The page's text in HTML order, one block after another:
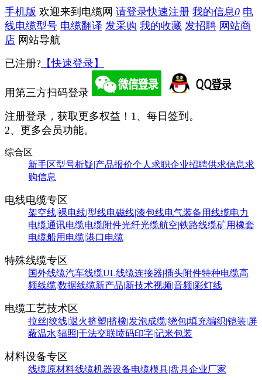
手机版 欢迎来到电缆网 请登录快速注册 我的信息0 电
线电缆型号 电缆翻译 发采购 我的收藏 发招聘 网站商
店 网站导航
已注册? 【快速登录】
用第三方扫码登录
注册登录，获取更多权益！ 1、每日签到。
2、更多会员功能。
综合区
新手区型号析疑|产品报价个人求职企业招聘供求信息求
购信息
电线电缆专区
架空线|裸电线|型线电磁线|漆包线电气装备用线缆电力
电缆通讯电缆电缆附件光纤光缆航空|铁路线缆矿用橡套
电缆船用电缆|港口电缆
特殊线缆专区
国外线缆汽车线缆UL线缆连接器|插头附件特种电缆高
频线缆|数据线缆新产品|新技术视频|音频|彩灯线
电缆工艺技术区
拉丝|绞线|退火挤塑|挤橡|发泡成缆|绕包|填充编织|铠装|屏
蔽温水|辐照|干法交联喷码印字|记米包装
材料设备专区
线缆原材料线缆机器设备电缆模具|盘具企业厂家